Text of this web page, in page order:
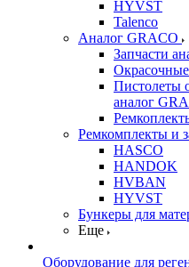
HYVST
Talenco
Аналог GRACO
Запчасти
Пистолеты
аналог
Ремкомплекты и
HASCO
HANDOK
HVBAN
HYVST
Бункеры для
Еще
Оборудование для